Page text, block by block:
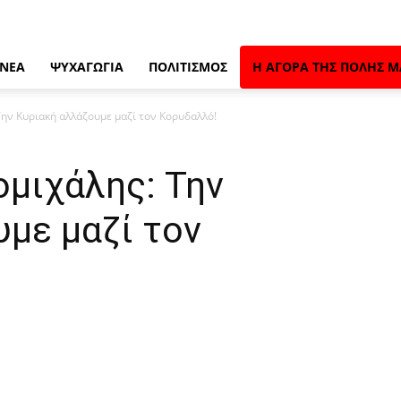
ΨΥΧΑΓΩΓΊΑ ΠΟΛΙΤΙΣΜΌΣ Η ΑΓΟΡΆ ΤΗΣ ΠΌΛΗΣ
Κυριακή αλλάζουμε μαζί τον Κορυδαλλό!
Την
μαζί τον